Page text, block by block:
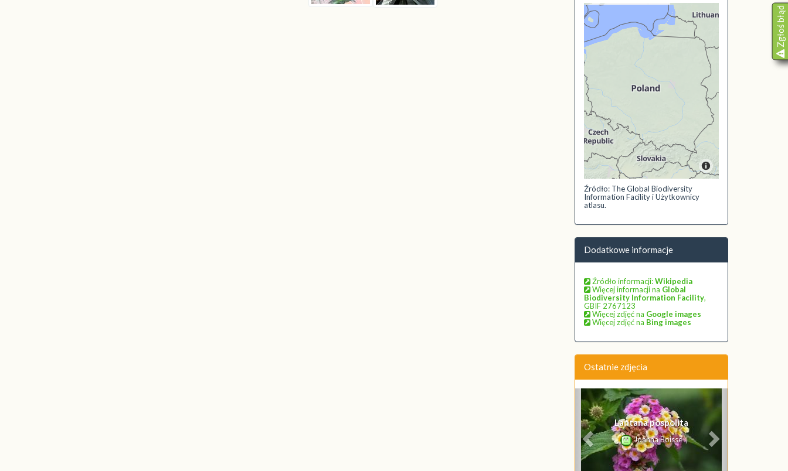
Źródło: The Global Biodiversity
Information Facility i Użytkownicy
atlasu.
Dodatkowe informacje
Źródło informacji:Wikipedia
Więcej informacji na Global
Biodiversity Information Facility,
GBIF 2767123
Więcej zdjęć na Google images
Więcej zdjęć na Bing images
Ostatnie zdjęcia
Lantana pospolita
Joanna Boisse
Poprzednie Następne
Zgłoś błąd